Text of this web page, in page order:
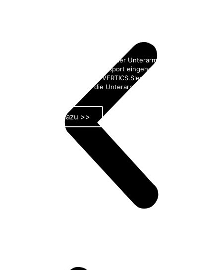
VERTICS hat die Wirkungsweise der Unterarm
Muskelkompression im Klettersport eingehend untersucht
und aus den Erkenntnissen VERTICS.Sleeves
Kompressionsstulpen für die Unterarme entwickelt.
alle Infos dazu >>